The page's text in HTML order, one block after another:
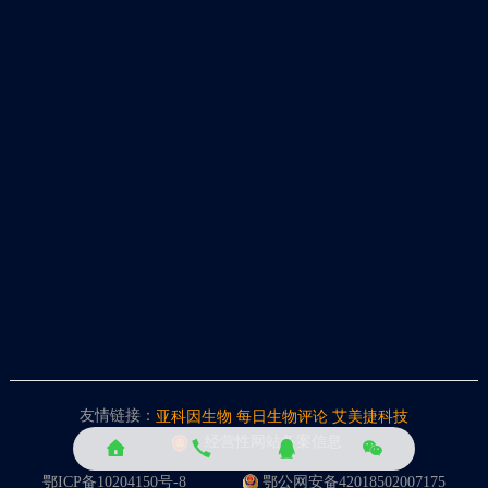
友情链接： 亚科因生物 每日生物评论 艾美捷科技
经营性网站备案信息
鄂ICP备10204150号-8 鄂公网安备42018502007175